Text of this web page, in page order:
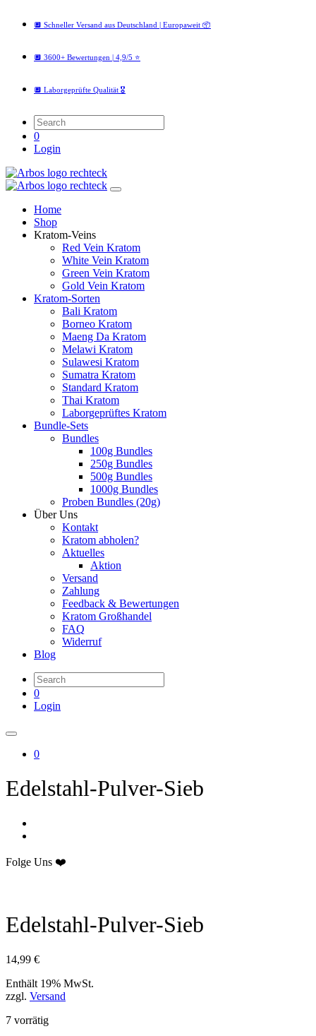
🔲 Schneller Versand aus Deutschland | Europaweit 📦
🔲 3600+ Bewertungen | 4,9/5 ⭐️
🔲 Laborgeprüfte Qualität 🎖️
0
Login
Home
Shop
Kratom-Veins
Red Vein Kratom
White Vein Kratom
Green Vein Kratom
Gold Vein Kratom
Kratom-Sorten
Bali Kratom
Borneo Kratom
Maeng Da Kratom
Melawi Kratom
Sulawesi Kratom
Sumatra Kratom
Standard Kratom
Thai Kratom
Laborgeprüftes Kratom
Bundle-Sets
Bundles
100g Bundles
250g Bundles
500g Bundles
1000g Bundles
Proben Bundles (20g)
Über Uns
Kontakt
Kratom abholen?
Aktuelles
Aktion
Versand
Zahlung
Feedback & Bewertungen
Kratom Großhandel
FAQ
Widerruf
Blog
0
Login
0
Edelstahl-Pulver-Sieb
Folge Uns ❤️
Edelstahl-Pulver-Sieb
14,99 €
Enthält 19% MwSt.
zzgl. Versand
7 vorrätig